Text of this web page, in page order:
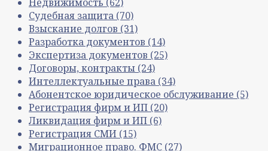
Судебная защита (70)
Взыскание долгов (31)
Разработка документов (14)
Экспертиза документов (25)
Договоры, контракты (24)
Интеллектуальные права (34)
Абонентское юридическое обслуживание (5)
Регистрация фирм и ИП (20)
Ликвидация фирм и ИП (6)
Регистрация СМИ (15)
Миграционное право. ФМС (27)